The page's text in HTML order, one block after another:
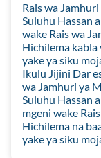
Rais wa
Suluhu Hassan
wake Rais wa
Hichilema
yake ya siku
Ikulu Jijini Dar
wa Jamhuri ya
Suluhu Hassan
mgeni wake
Hichilema na
yake ya siku